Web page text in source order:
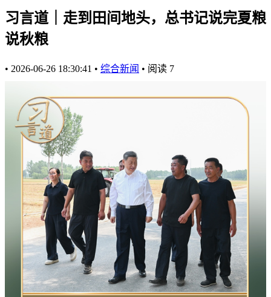
习言道｜走到田间地头，总书记说完夏粮
说秋粮
• 2026-06-26 18:30:41 • 综合新闻 • 阅读 7